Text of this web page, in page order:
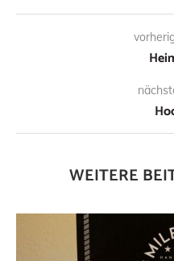
WEITERE